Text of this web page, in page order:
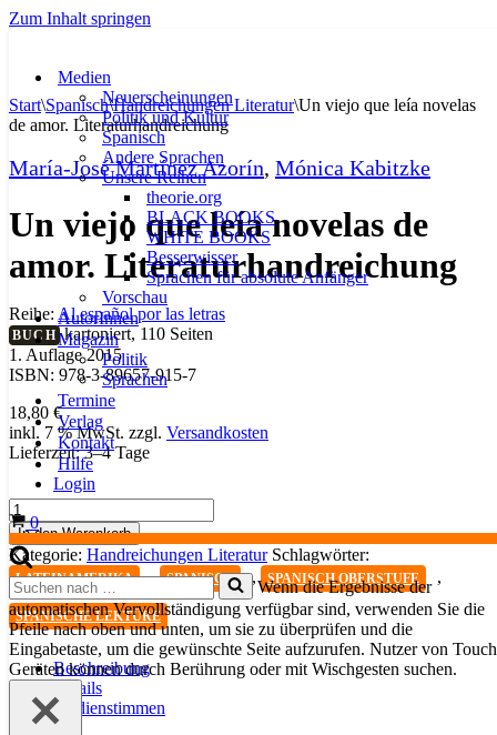
Zum Inhalt springen
Medien
Neuerscheinungen
Politik und Kultur
Spanisch
Andere Sprachen
Unsere Reihen
theorie.org
BLACK BOOKS
WHITE BOOKS
Besserwisser
Sprachen für absolute Anfänger
Vorschau
AutorInnen
Magazin
Politik
Sprachen
Termine
Verlag
Kontakt
Hilfe
Login
Warenkorb
0
Suchen
nach …
Wenn die Ergebnisse der
automatischen Vervollständigung verfügbar sind, verwenden Sie die
Pfeile nach oben und unten, um sie zu überprüfen und die
Eingabetaste, um die gewünschte Seite aufzurufen. Nutzer von
Geräten können durch Berührung oder mit Wischgesten suchen.
Start\Spanisch\Handreichungen Literatur\Un viejo que leía novelas
de amor. Literaturhandreichung
María-José Martínez Azorín, Mónica Kabitzke
Un viejo que leía novelas de
amor. Literaturhandreichung
Reihe: Al español por las letras
BUCH kartoniert, 110 Seiten
1. Auflage 2015
ISBN: 978-3-89657-915-7
18,80 €
inkl. 7 % MwSt. zzgl. Versandkosten
Lieferzeit:3–4 Tage
Un
viejo
que
leía
novelas
de
amor.
Literaturhandreichung
Menge
In den Warenkorb
Kategorie: Handreichungen Literatur Schlagwörter:
LATEINAMERIKA , SPANISCH , SPANISCH OBERSTUFE ,
SPANISCHE LEKTÜRE
Beschreibung
Details
Medienstimmen